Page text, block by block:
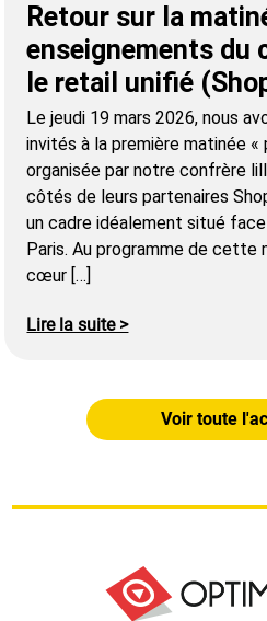
Retour sur la
enseignements du
le retail unifié
Le jeudi 19 mars 2026, nous
invités à la première matinée
organisée par notre confrère
côtés de leurs partenaires
un cadre idéalement situé
Paris. Au programme de cette
cœur […]
Lire la suite >
Voir toute